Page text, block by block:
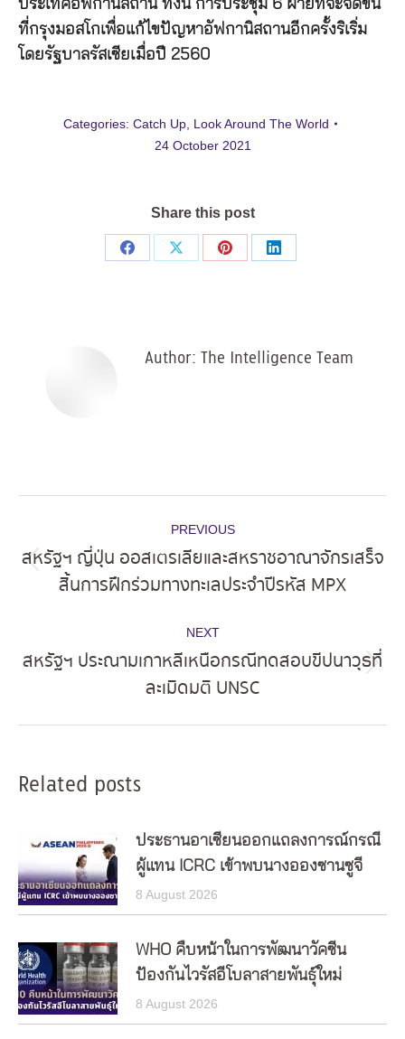
ประเทศอัฟกานิสถาน ทั้งนี้ การประชุม 6 ฝ่ายที่จะจัดขึ้น
ที่กรุงมอสโกเพื่อแก้ไขปัญหาอัฟกานิสถานอีกครั้งริเริ่ม
โดยรัฐบาลรัสเซียเมื่อปี 2560
Categories: Catch Up, Look Around The World
24 October 2021
Share this post
Share
Share
Share
Share
Author: The Intelligence Team
navigation
PREVIOUS
Previous
post:
สหรัฐฯ ญี่ปุ่น ออสเตรเลียและสหราชอาณาจักรเสร็จ
สิ้นการฝึกร่วมทางทะเลประจำปีรหัส MPX
NEXT
post:
สหรัฐฯ ประณามเกาหลีเหนือกรณีทดสอบขีปนาวุธที่
ละเมิดมติ UNSC
Related posts
ประธานอาเซียนออกแถลงการณ์กรณี
ผู้แทน ICRC เข้าพบนางอองซานซูจี
8 August 2026
WHO คืบหน้าในการพัฒนาวัคซีน
ป้องกันไวรัสอีโบลาสายพันธุ์ใหม่
8 August 2026